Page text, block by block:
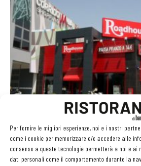
Per fornire le migliori esperienze, noi e i nostri
come i cookie per memorizzare e/o accedere alle
consenso a queste tecnologie permetterà a noi e ai
dati personali come il comportamento durante la
Ristoranti full service: nel 2015
insegne secondo...
Martino Ragusa - 22 Giugno 2016